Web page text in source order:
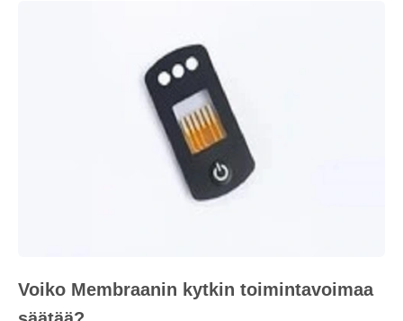
Voiko Membraanin kytkin toimintavoimaa